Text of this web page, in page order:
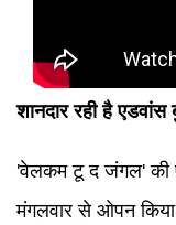
शानदार रही है एडवांस
'वेलकम टू द जंगल' की
मंगलवार से ओपन